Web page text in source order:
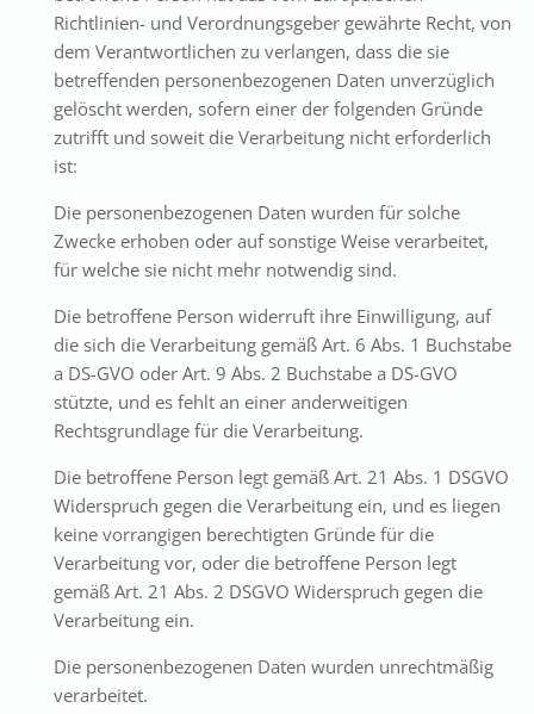
Richtlinien- und Verordnungsgeber gewährte Recht, von
dem Verantwortlichen zu verlangen, dass die sie
betreffenden personenbezogenen Daten unverzüglich
gelöscht werden, sofern einer der folgenden Gründe
zutrifft und soweit die Verarbeitung nicht erforderlich
ist:
Die personenbezogenen Daten wurden für solche
Zwecke erhoben oder auf sonstige Weise verarbeitet,
für welche sie nicht mehr notwendig sind.
Die betroffene Person widerruft ihre Einwilligung, auf
die sich die Verarbeitung gemäß Art. 6 Abs. 1 Buchstabe
a DS-GVO oder Art. 9 Abs. 2 Buchstabe a DS-GVO
stützte, und es fehlt an einer anderweitigen
Rechtsgrundlage für die Verarbeitung.
Die betroffene Person legt gemäß Art. 21 Abs. 1 DSGVO
Widerspruch gegen die Verarbeitung ein, und es liegen
keine vorrangigen berechtigten Gründe für die
Verarbeitung vor, oder die betroffene Person legt
gemäß Art. 21 Abs. 2 DSGVO Widerspruch gegen die
Verarbeitung ein.
Die personenbezogenen Daten wurden unrechtmäßig
verarbeitet.